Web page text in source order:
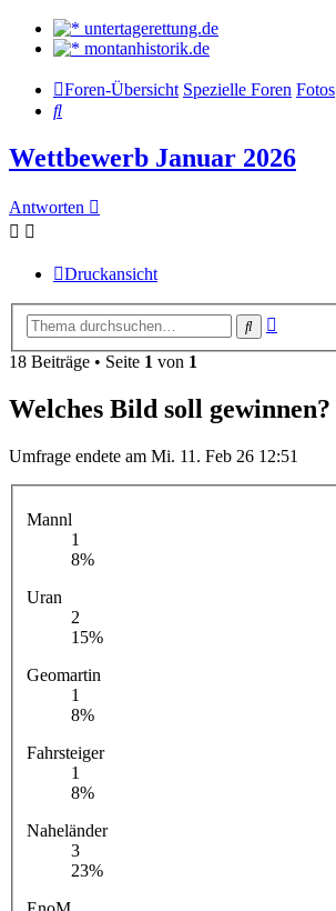
untertagerettung.de
montanhistorik.de
Foren-Übersicht Spezielle Foren Fotos
Suche
Wettbewerb Januar 2026
Antworten
Druckansicht
Suche
18 Beiträge • Seite 1 von 1
Welches Bild soll gewinnen?
Umfrage endete am Mi. 11. Feb 26 12:51
Mannl
1
8%
Uran
2
15%
Geomartin
1
8%
Fahrsteiger
1
8%
Naheländer
3
23%